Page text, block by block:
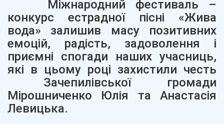
Міжнародний фестиваль –
конкурс естрадної пісні «Жива
вода» залишив масу позитивних
емоцій, радість, задоволення і
приємні спогади наших учасниць,
які в цьому році захистили честь
Зачепилівської громади
Мірошниченко Юлія та Анастасія
Левицька.